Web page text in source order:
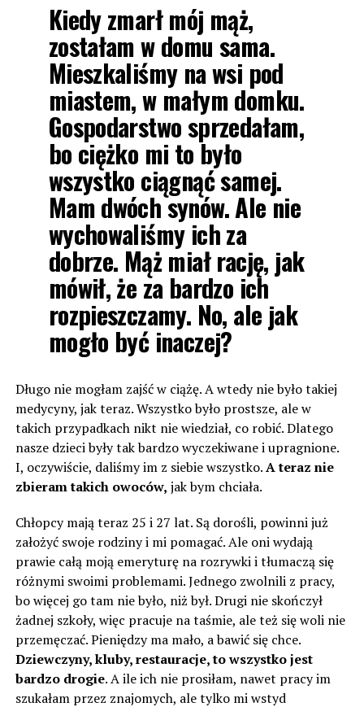
Kiedy zmarł mój mąż,
zostałam w domu sama.
Mieszkaliśmy na wsi pod
miastem, w małym domku.
Gospodarstwo sprzedałam,
bo ciężko mi to było
wszystko ciągnąć samej.
Mam dwóch synów. Ale nie
wychowaliśmy ich za
dobrze. Mąż miał rację, jak
mówił, że za bardzo ich
rozpieszczamy. No, ale jak
mogło być inaczej?
Długo nie mogłam zajść w ciążę. A wtedy nie było takiej
medycyny, jak teraz. Wszystko było prostsze, ale w
takich przypadkach nikt nie wiedział, co robić. Dlatego
nasze dzieci były tak bardzo wyczekiwane i upragnione.
I, oczywiście, daliśmy im z siebie wszystko.A teraz nie
zbieram takich owoców, jak bym chciała.
Chłopcy mają teraz 25 i 27 lat. Są dorośli, powinni już
założyć swoje rodziny i mi pomagać. Ale oni wydają
prawie całą moją emeryturę na rozrywki i tłumaczą się
różnymi swoimi problemami. Jednego zwolnili z pracy,
bo więcej go tam nie było, niż był. Drugi nie skończył
żadnej szkoły, więc pracuje na taśmie, ale też się woli nie
przemęczać. Pieniędzy ma mało, a bawić się chce.
Dziewczyny, kluby, restauracje, to wszystko jest
bardzo drogie. A ile ich nie prosiłam, nawet pracy im
szukałam przez znajomych, ale tylko mi wstyd